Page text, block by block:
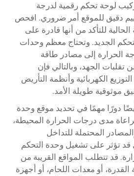
لوحة تحكم رقمية لدرجة
دقيق للموقع أمر ضروري. افحص
الحالية للتأكد من أنها قادرة على
الجديد. وتحتاج معظم وحدات
الحرارة إلى مصادر طاقة
الجهد، وبالتالي فإن
الكهربائية وأنظمة التأريض
موثوقية طويلة الأمد.
دورًا مهمًا في تحديد موقع وحدة
مدى درجات الحرارة المحيطة،
المحتملة للتداخل
قد تؤثر على تشغيل وحدة التحكم
قد تتطلب المواقع القريبة من
القدرة، أو معدات اللحام، أو أجهزة